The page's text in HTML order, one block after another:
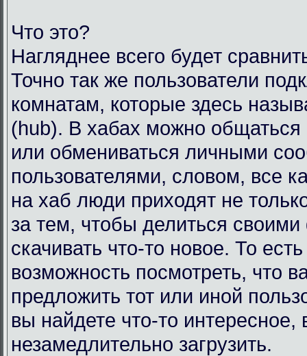
Что это?
Нагляднее всего будет
Точно так же пользователи
комнатам, которые здесь
(hub). В хабах можно
или обмениваться личными
пользователями, словом, все
на хаб люди приходят не
за тем, чтобы делиться
скачивать что-то новое. То
возможность посмотреть, что
предложить тот или иной
вы найдете что-то интересное,
незамедлительно загрузить.